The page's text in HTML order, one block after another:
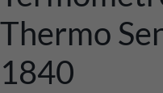
Thermo
1840